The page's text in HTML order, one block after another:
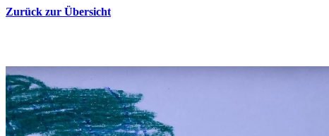
Zurück zur Übersicht